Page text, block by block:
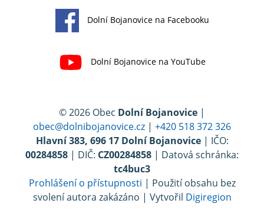
Dolní Bojanovice na Facebooku
Dolní Bojanovice na YouTube
© 2026 Obec Dolní Bojanovice |
obec@dolnibojanovice.cz | +420 518 372 326
Hlavní 383, 696 17 Dolní Bojanovice| IČO:
00284858 | DIČ: CZ00284858 | Datová schránka:
tc4buc3
Prohlášení o přístupnosti | Použití obsahu bez
svolení autora zakázáno | Vytvořil Digiregion